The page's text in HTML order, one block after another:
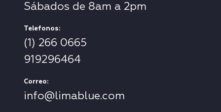
Sábados de 8am a 2pm
Telefonos:
(1) 266 0665
919296464
Correo:
info@limablue.com